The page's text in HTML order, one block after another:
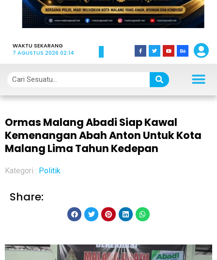
WAKTU SEKARANG
7 AGUSTUS 2026 02:14
Ormas Malang Abadi Siap Kawal
Kemenangan Abah Anton Untuk Kota
Malang Lima Tahun Kedepan
Kategori : Politik
Share: